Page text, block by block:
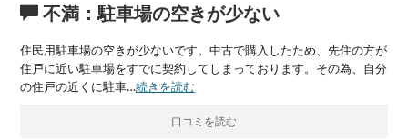
不満：駐車場の空きが少ない
住民用駐車場の空きが少ないです。中古で購入したため、先住の方が
住戸に近い駐車場をすでに契約してしまっております。その為、自分
の住戸の近くに駐車…続きを読む
口コミを読む